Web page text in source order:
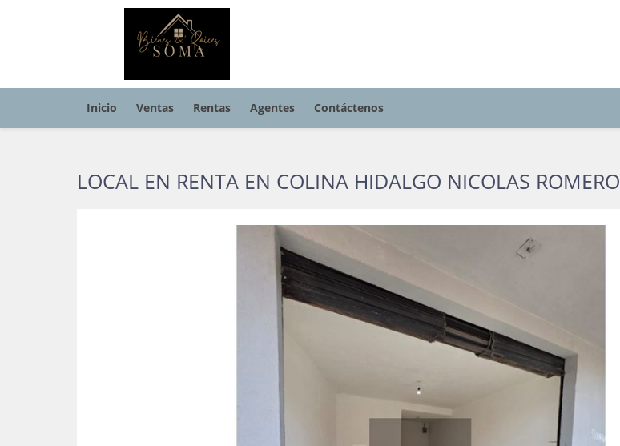
Inicio Ventas Rentas Agentes Contáctenos
LOCAL EN RENTA EN COLINA HIDALGO NICOLAS ROMERO